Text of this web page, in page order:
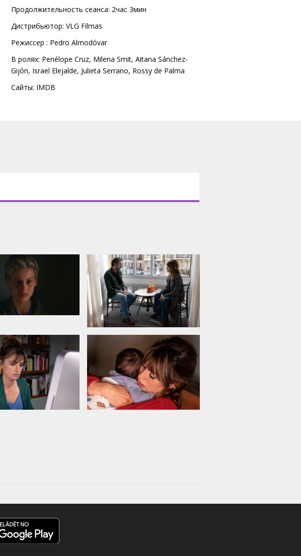
Продолжительность сеанса: 2час 3мин
Дистрибьютор: VLG Filmas
Pежиссер : Pedro Almodóvar
В ролях: Penélope Cruz, Milena Smit, Aitana Sánchez-
Gijón, Israel Elejalde, Julieta Serrano, Rossy de Palma
Сайты: IMDB